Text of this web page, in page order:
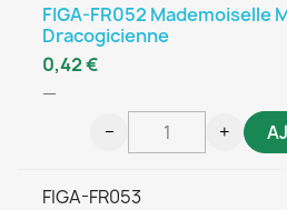
FIGA-FR052 Mademoiselle
Dracogicienne
—
0,42 €
− +
FIGA-FR053